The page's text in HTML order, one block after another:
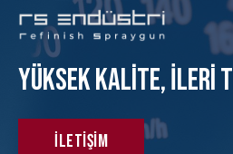
Yüksek KAlite, İleri
İletişim